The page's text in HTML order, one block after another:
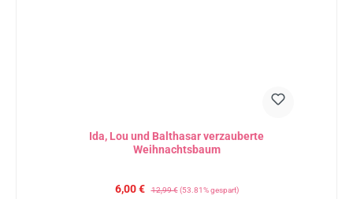
Ida, Lou und Balthasar verzauberte
Weihnachtsbaum
Verkaufspreis:
6,00 € Regulärer Preis:
12,99 € (53.81% gespart)